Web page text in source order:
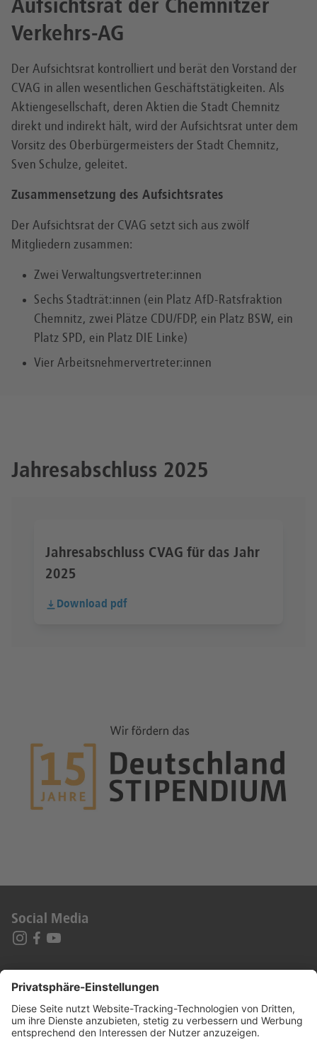
Aufsichtsrat der Chemnitzer
Verkehrs-AG
Der Aufsichtsrat kontrolliert und berät den Vorstand der
CVAG in allen wesentlichen Geschäftstätigkeiten. Als
Aktiengesellschaft, deren Aktien die Stadt Chemnitz
direkt und indirekt hält, wird der Aufsichtsrat unter dem
Vorsitz des Oberbürgermeisters der Stadt Chemnitz,
Sven Schulze, geleitet.
Zusammensetzung des Aufsichtsrates
Der Aufsichtsrat der CVAG setzt sich aus zwölf
Mitgliedern zusammen:
Zwei Verwaltungsvertreter:innen
Sechs Stadträt:innen (ein Platz AfD-Ratsfraktion
Chemnitz, zwei Plätze CDU/FDP, ein Platz BSW, ein
Platz SPD, ein Platz DIE Linke)
Vier Arbeitsnehmervertreter:innen
Jahresabschluss 2025
Jahresabschluss CVAG für das Jahr
2025
Download pdf
Social Media